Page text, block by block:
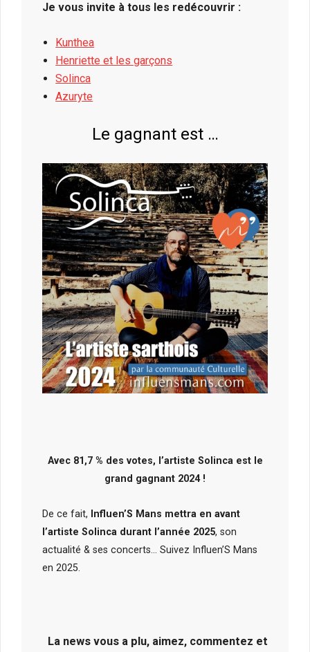
Je vous invite à tous les redécouvrir :
Kunthea
Henriette et les garçons
Solinca
Azuryte
Le gagnant est …
Avec 81,7 % des votes, l’artiste Solinca est le
grand gagnant 2024 !
De ce fait,
Influen’S Mans mettra en avant
l’artiste Solinca durant l’année 2025, son
actualité & ses concerts… Suivez Influen’S Mans
en 2025.
La news vous a plu, aimez, commentez et